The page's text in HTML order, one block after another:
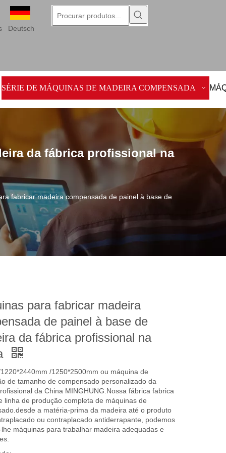
Deutsch
SÉRIE DE MÁQUINAS DE MADEIRA COMPENSADA
da fábrica profissional na
fabricar madeira compensada de painel à base de
para fabricar madeira
de painel à base de
da fábrica profissional na
/1250*2500mm ou máquina de
de tamanho de compensado personalizado da
da China MINGHUNG.Nossa fábrica fabrica
linha de produção completa de máquinas de
a matéria-prima da madeira até o produto
ou contraplacado antiderrapante, podemos
máquinas para trabalhar madeira adequadas e